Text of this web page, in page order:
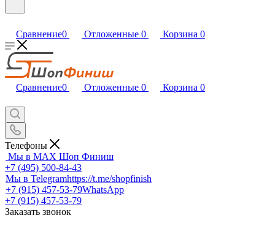
Сравнение0 Отложенные 0 Корзина 0
Сравнение0 Отложенные 0 Корзина 0
Телефоны
Мы в MAX Шоп Финиш
+7 (495) 500-84-43
Мы в Telegramhttps://t.me/shopfinish
+7 (915) 457-53-79WhatsApp
+7 (915) 457-53-79
Заказать звонок